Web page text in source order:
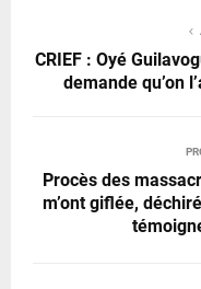
CRIEF : Oyé
demande qu’on
Procès des
m’ont giflée,